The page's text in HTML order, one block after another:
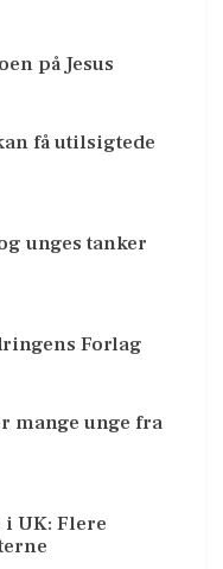
på Jesus
få utilsigtede
unges tanker
Forlag
mange unge fra
UK: Flere